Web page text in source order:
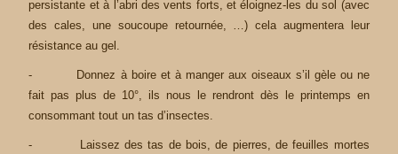
persistante et à l’abri des vents forts, et éloignez-les du sol (avec
des cales, une soucoupe retournée, …) cela augmentera leur
résistance au gel.
- Donnez à boire et à manger aux oiseaux s’il gèle ou ne
fait pas plus de 10°, ils nous le rendront dès le printemps en
consommant tout un tas d’insectes.
- Laissez des tas de bois, de pierres, de feuilles mortes